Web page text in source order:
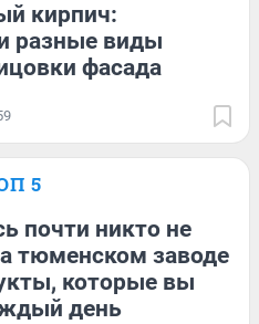
кирпич:
разные виды
фасада
5
почти никто не
тюменском заводе
которые вы
день